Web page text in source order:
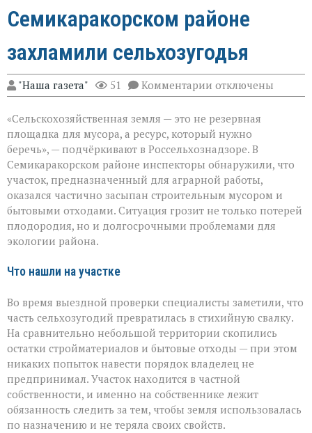
Семикаракорском районе
захламили сельхозугодья
"Наша газета" 51 Комментарии к
записи
не
должна
превращаться
в
свалку»:
в
Семикаракорском
районе
захламили
сельхозугодья
отключены
«Сельскохозяйственная земля — это не резервная
площадка для мусора, а ресурс, который нужно
беречь», — подчёркивают в Россельхознадзоре. В
Семикаракорском районе инспекторы обнаружили, что
участок, предназначенный для аграрной работы,
оказался частично засыпан строительным мусором и
бытовыми отходами. Ситуация грозит не только потерей
плодородия, но и долгосрочными проблемами для
экологии района.
Что нашли на участке
Во время выездной проверки специалисты заметили, что
часть сельхозугодий превратилась в стихийную свалку.
На сравнительно небольшой территории скопились
остатки стройматериалов и бытовые отходы — при этом
никаких попыток навести порядок владелец не
предпринимал. Участок находится в частной
собственности, и именно на собственнике лежит
обязанность следить за тем, чтобы земля использовалась
по назначению и не теряла своих свойств.